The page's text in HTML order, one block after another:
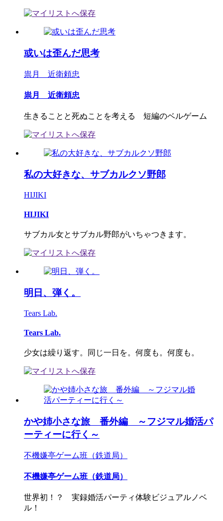
或いは歪んだ思考
祟月 近衛頼忠
祟月 近衛頼忠
生きることと死ぬことを考える 短編のベルゲーム
私の大好きな、サブカルクソ野郎
HIJIKI
HIJIKI
サブカル女とサブカル野郎がいちゃつきます。
明日、弾く。
Tears Lab.
Tears Lab.
少女は繰り返す。同じ一日を。何度も。何度も。
かや姉小さな旅 番外編 ～フジマル婚活パ
ーティーに行く～
不機嫌亭ゲーム班（鉄道局）
不機嫌亭ゲーム班（鉄道局）
世界初！？ 実録婚活パーティ体験ビジュアルノベ
ル！